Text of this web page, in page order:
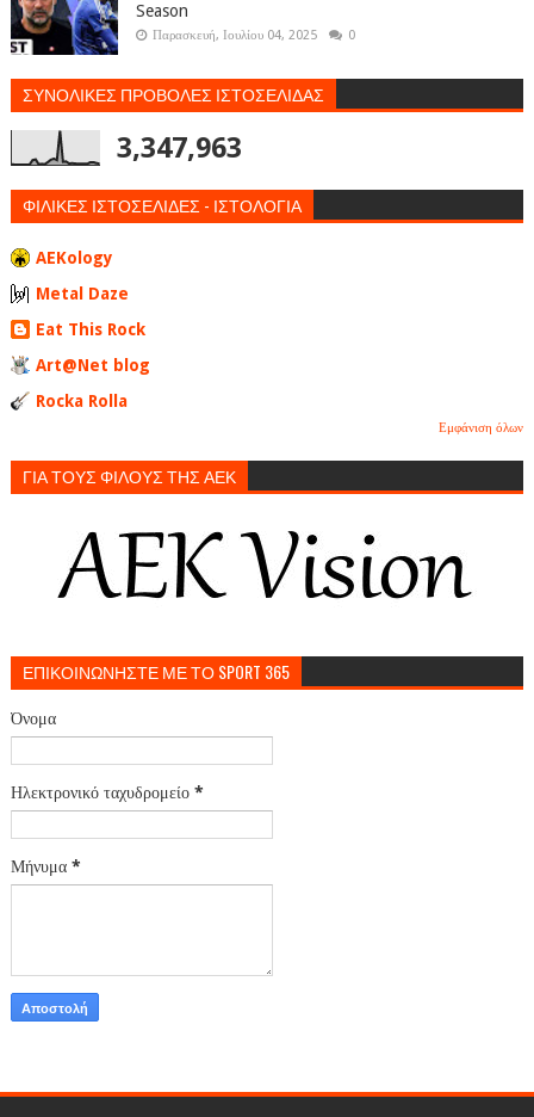
Season
Παρασκευή, Ιουλίου 04, 2025 0
ΣΥΝΟΛΙΚΕΣ ΠΡΟΒΟΛΕΣ ΙΣΤΟΣΕΛΙΔΑΣ
3,347,963
ΦΙΛΙΚΕΣ ΙΣΤΟΣΕΛΙΔΕΣ - ΙΣΤΟΛΟΓΙΑ
AEKology
Metal Daze
Eat This Rock
Art@Net blog
Rocka Rolla
Εμφάνιση όλων
ΓΙΑ ΤΟΥΣ ΦΙΛΟΥΣ ΤΗΣ ΑΕΚ
ΕΠΙΚΟΙΝΩΝΗΣΤΕ ΜΕ ΤΟ SPORT 365
Όνομα
Ηλεκτρονικό ταχυδρομείο *
Μήνυμα *